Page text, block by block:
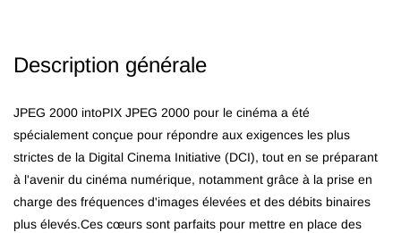
Description générale
JPEG 2000 intoPIX JPEG 2000 pour le cinéma a été
spécialement conçue pour répondre aux exigences les plus
strictes de la Digital Cinema Initiative (DCI), tout en se préparant
à l'avenir du cinéma numérique, notamment grâce à la prise en
charge des fréquences d'images élevées et des débits binaires
plus élevés.Ces cœurs sont parfaits pour mettre en place des